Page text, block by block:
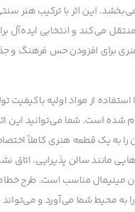
این اثر با ترکیب هنر
منتقل می‌کند و انتخابی ایده‌آل
برای افزودن حس فرهنگ و
استفاده از مواد اولیه باکیفیت
شده است. شما می‌توانید این اثر
به یک قطعه هنری کاملاً
مانند سالن پذیرایی، اتاق
مینیمال مناسب است. طرح
به محیط شما می‌آورد و